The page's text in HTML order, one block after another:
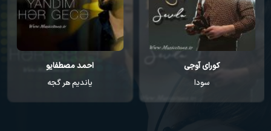
کورای آوجی
سودا
احمد مصطفایو
یاندیم هر گجه